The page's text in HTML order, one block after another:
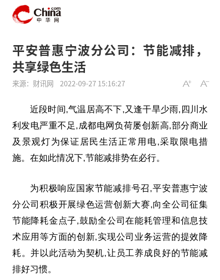
平安普惠宁波分公司：节能减排，
共享绿色生活
来源：财讯网 2022-09-27 15:16:27
近段时间,气温居高不下,又逢干旱少雨,四川水
利发电严重不足,成都电网负荷屡创新高,部分商业
及景观灯为保证居民生活正常用电,采取限电措
施。在如此情况下,节能减排势在必行。
为积极响应国家节能减排号召,平安普惠宁波
分公司积极开展绿色运营创新大赛,向全公司征集
节能降耗金点子,鼓励全公司在能耗管理和信息技
术应用等方面的创新,实现公司业务运营的提效降
耗。并以此活动为契机,让员工养成良好的节能减
排好习惯。